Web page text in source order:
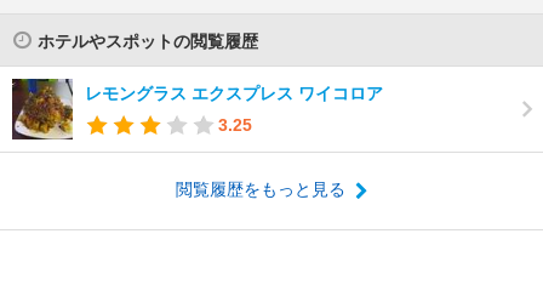
ホテルやスポットの閲覧履歴
レモングラス エクスプレス ワイコロア
3.25
閲覧履歴をもっと見る